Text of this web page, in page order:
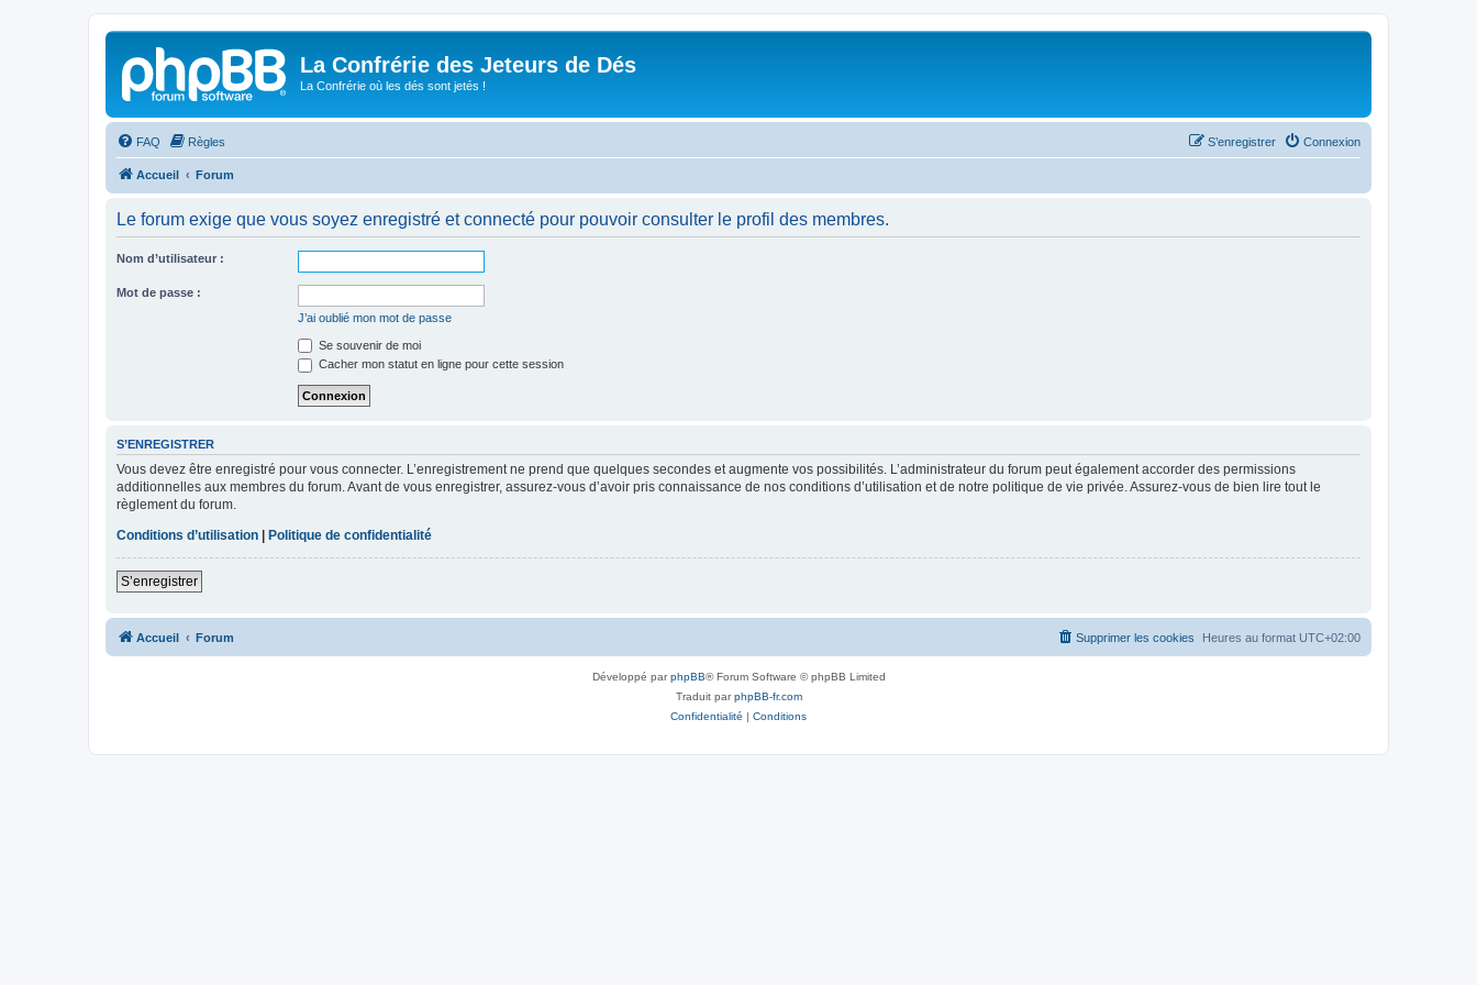
La Confrérie des Jeteurs de Dés
La Confrérie où les dés sont jetés !
FAQ Règles Connexion
S’enregistrer
Accueil Forum
Le forum exige que vous soyez enregistré et connecté pour pouvoir consulter le profil des membres.
Nom d’utilisateur :
Mot de passe :
J’ai oublié mon mot de passe
Se souvenir de moi
Cacher mon statut en ligne pour cette session
S’ENREGISTRER
Vous devez être enregistré pour vous connecter. L’enregistrement ne prend que quelques secondes et augmente vos possibilités. L’administrateur du forum peut également accorder des permissions
additionnelles aux membres du forum. Avant de vous enregistrer, assurez-vous d’avoir pris connaissance de nos conditions d’utilisation et de notre politique de vie privée. Assurez-vous de bien lire tout le
règlement du forum.
Conditions d’utilisation
Politique de confidentialité
S’enregistrer
Accueil Forum Heures au format UTC+02:00
Supprimer les cookies
Développé parphpBB® Forum Software © phpBB Limited
Traduit parphpBB-fr.com
Confidentialité | Conditions